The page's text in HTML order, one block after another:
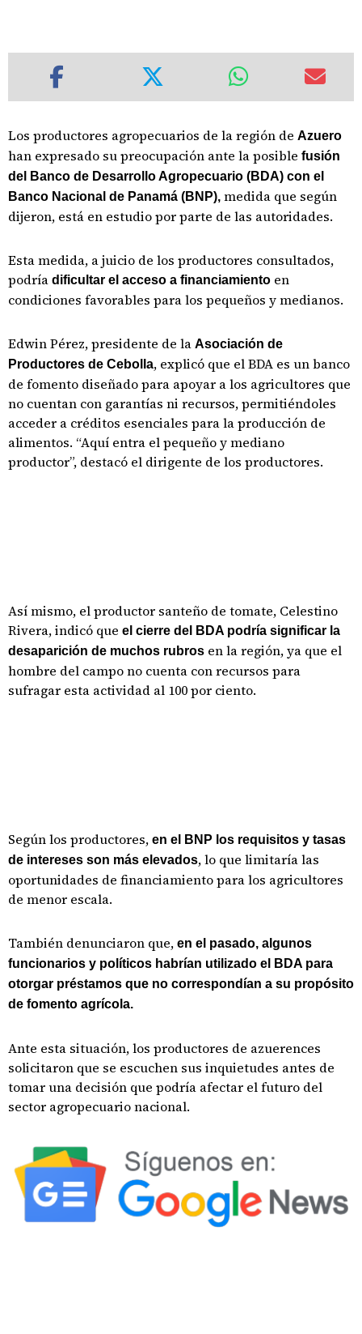
Los productores agropecuarios de la región de Azuero
han expresado su preocupación ante la posible fusión
del Banco de Desarrollo Agropecuario (BDA) con el
Banco Nacional de Panamá (BNP), medida que según
dijeron, está en estudio por parte de las autoridades.
Esta medida, a juicio de los productores consultados,
podría dificultar el acceso a financiamiento en
condiciones favorables para los pequeños y medianos.
Edwin Pérez, presidente de la Asociación de
Productores de Cebolla, explicó que el BDA es un banco
de fomento diseñado para apoyar a los agricultores que
no cuentan con garantías ni recursos, permitiéndoles
acceder a créditos esenciales para la producción de
alimentos. “Aquí entra el pequeño y mediano
productor”, destacó el dirigente de los productores.
Así mismo, el productor santeño de tomate, Celestino
Rivera, indicó que el cierre del BDA podría significar la
desaparición de muchos rubros en la región, ya que el
hombre del campo no cuenta con recursos para
sufragar esta actividad al 100 por ciento.
Según los productores, en el BNP los requisitos y tasas
de intereses son más elevados, lo que limitaría las
oportunidades de financiamiento para los agricultores
de menor escala.
También denunciaron que, en el pasado, algunos
funcionarios y políticos habrían utilizado el BDA para
otorgar préstamos que no correspondían a su propósito
de fomento agrícola.
Ante esta situación, los productores de azuerences
solicitaron que se escuchen sus inquietudes antes de
tomar una decisión que podría afectar el futuro del
sector agropecuario nacional.